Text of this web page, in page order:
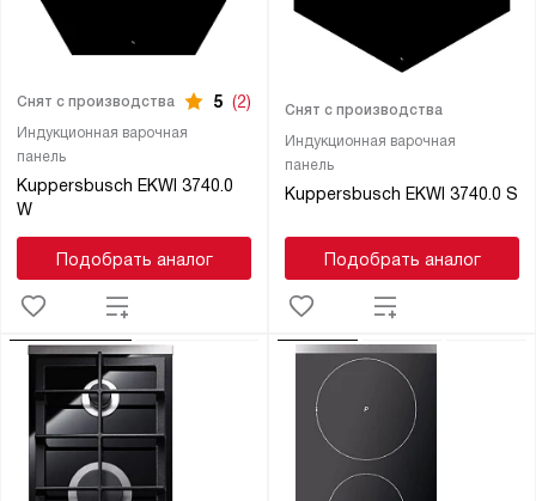
Индукционная варочная
панель
Kuppersbusch EKWI 3740.0
W
Снят с производства 5 (2)
Подобрать аналог
Индукционная варочная
панель
Kuppersbusch EKWI 3740.0 S
Снят с производства
Подобрать аналог